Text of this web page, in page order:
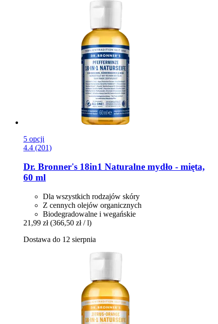
5 opcji
4.4 (201)
Dr. Bronner's 18in1 Naturalne mydło -​ mięta,
60 ml
Dla wszystkich rodzajów skóry
Z cennych olejów organicznych
Biodegradowalne i wegańskie
21,99 zł (366,50 zł / l)
Dostawa do 12 sierpnia